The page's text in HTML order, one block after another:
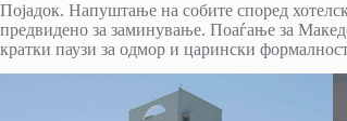
Појадок. Напуштање на собите според
предвидено за заминување. Поаѓање за
кратки паузи за одмор и царински